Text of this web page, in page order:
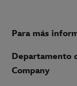
Para más
Departamento
Company